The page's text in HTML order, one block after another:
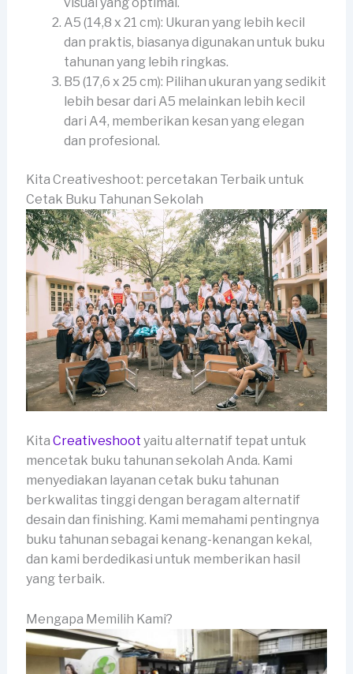
visual yang optimal.
A5 (14,8 x 21 cm): Ukuran yang lebih kecil
dan praktis, biasanya digunakan untuk buku
tahunan yang lebih ringkas.
B5 (17,6 x 25 cm): Pilihan ukuran yang sedikit
lebih besar dari A5 melainkan lebih kecil
dari A4, memberikan kesan yang elegan
dan profesional.
Kita Creativeshoot: percetakan Terbaik untuk
Cetak Buku Tahunan Sekolah
Kita Creativeshoot yaitu alternatif tepat untuk
mencetak buku tahunan sekolah Anda. Kami
menyediakan layanan cetak buku tahunan
berkwalitas tinggi dengan beragam alternatif
desain dan finishing. Kami memahami pentingnya
buku tahunan sebagai kenang-kenangan kekal,
dan kami berdedikasi untuk memberikan hasil
yang terbaik.
Mengapa Memilih Kami?